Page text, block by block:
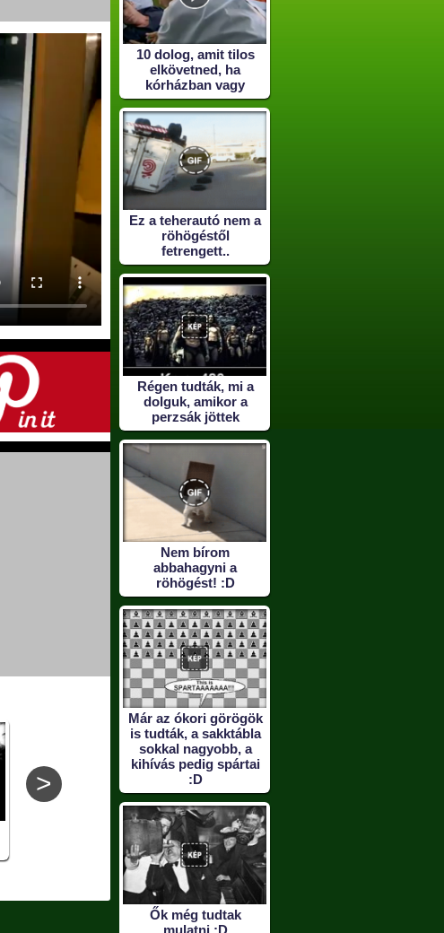
Szerinted jók még
ezek a
lengéscsillapítók?
Potyaleső labdaszedő
a golfpályán
>
10 dolog, amit tilos
elkövetned, ha
kórházban vagy
Ez a teherautó nem a
röhögéstől
fetrengett..
Régen tudták, mi a
dolguk, amikor a
perzsák jöttek
Nem bírom
abbahagyni a
röhögést! :D
Már az ókori görögök
is tudták, a sakktábla
sokkal nagyobb, a
kihívás pedig spártai
:D
Ők még tudtak
mulatni :D